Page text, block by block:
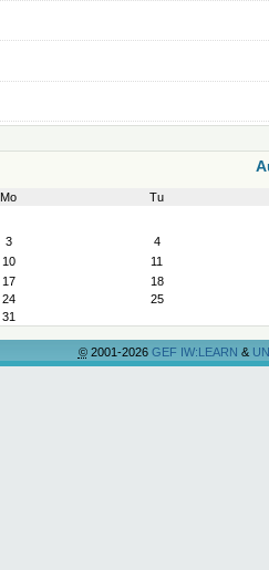
Mo Tu
3
4
10
11
17
18
24
25
31
©2001-2026 GEF IW:LEARN &